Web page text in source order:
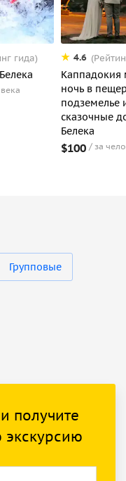
гида) 4.6
Каппадокия
ночь в
подземелье
сказочные
Белека
$100 за
Групповые
получите
экскурсию